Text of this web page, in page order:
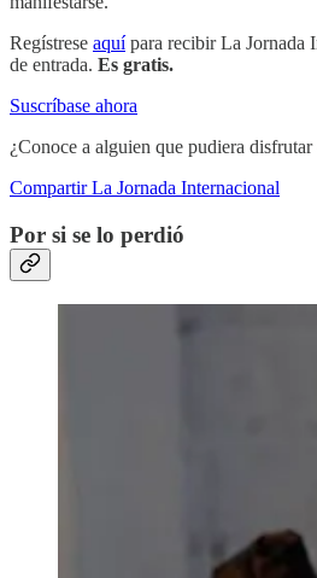
Regístrese aquípara recibir La Jornada
de entrada. Es gratis.
Suscríbase ahora
¿Conoce a alguien que pudiera
Compartir La Jornada Internacional
Por si se lo perdió